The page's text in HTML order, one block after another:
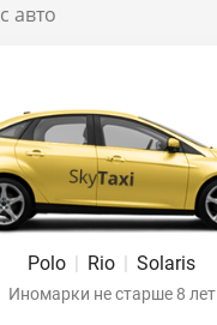
авто
Polo | Rio | Solaris
Иномарки не старше 8 лет